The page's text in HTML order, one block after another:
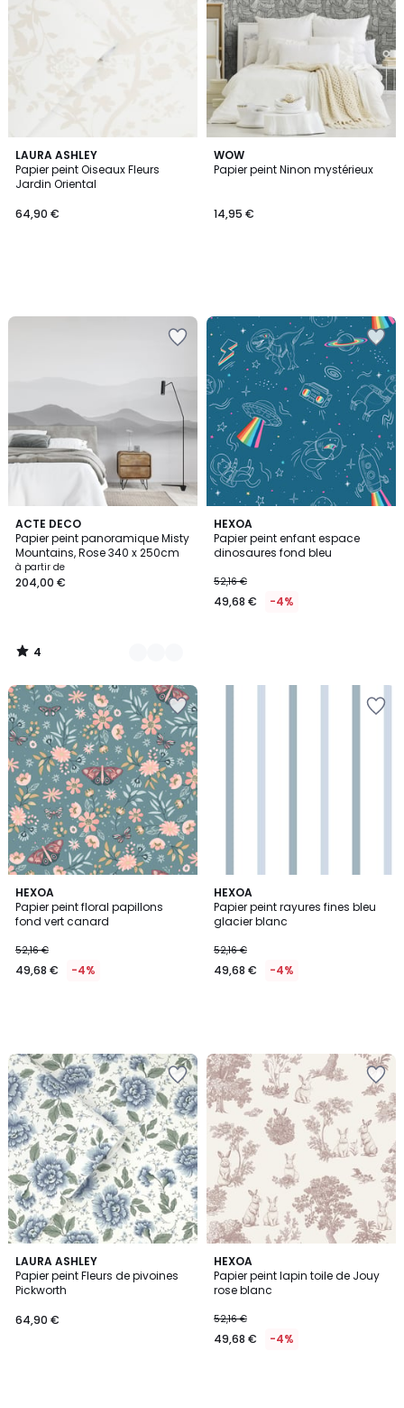
LAURA ASHLEY
Papier peint Oiseaux Fleurs
Jardin Oriental
64,90 €
WOW
Papier peint Ninon mystérieux
14,95 €
ACTE DECO
Papier peint panoramique Misty
Mountains, Rose 340 x 250cm
à partir de
204,00 €
4
/
5
5
Couleurs
4
/
HEXOA
Papier peint enfant espace
dinosaures fond bleu
52,16 €
49,68 € -4%
HEXOA
Papier peint floral papillons
fond vert canard
52,16 €
49,68 € -4%
HEXOA
Papier peint rayures fines bleu
glacier blanc
52,16 €
49,68 € -4%
LAURA ASHLEY
Papier peint Fleurs de pivoines
Pickworth
64,90 €
HEXOA
Papier peint lapin toile de Jouy
rose blanc
52,16 €
49,68 € -4%